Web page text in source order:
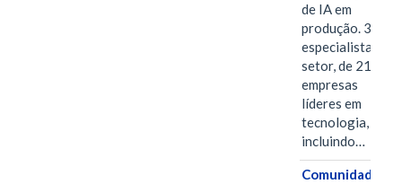
de IA em
produção. 38
especialistas do
setor, de 21
empresas
líderes em
tecnologia,
incluindo…
Comunidades